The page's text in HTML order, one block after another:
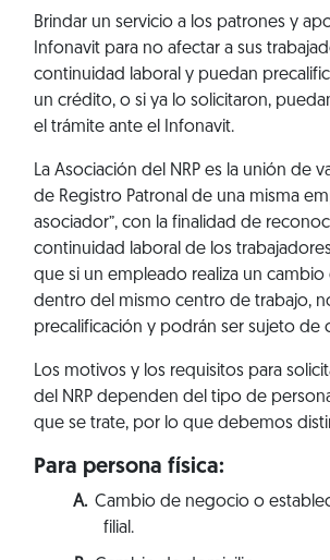
Brindar un servicio a los patrones y
Infonavit para no afectar a sus
continuidad laboral y puedan
un crédito, o si ya lo solicitaron,
el trámite ante el Infonavit.
La Asociación del NRP es la unión de
de Registro Patronal de una misma
asociador”, con la finalidad de
continuidad laboral de los
que si un empleado realiza un cambio
dentro del mismo centro de trabajo,
precalificación y podrán ser sujeto de
Los motivos y los requisitos para
del NRP dependen del tipo de
que se trate, por lo que debemos
Para persona física:
Cambio de negocio o
filial.